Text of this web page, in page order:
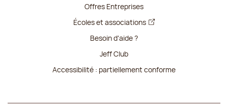
Offres Entreprises
Écoles et associations
Besoin d'aide ?
Jeff Club
Accessibilité : partiellement conforme